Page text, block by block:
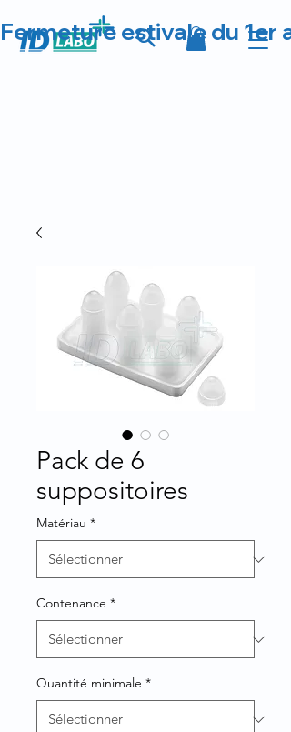
Fermeture estivale du 1er
Pack de 6
suppositoires
Matériau *
Contenance *
Quantité minimale *